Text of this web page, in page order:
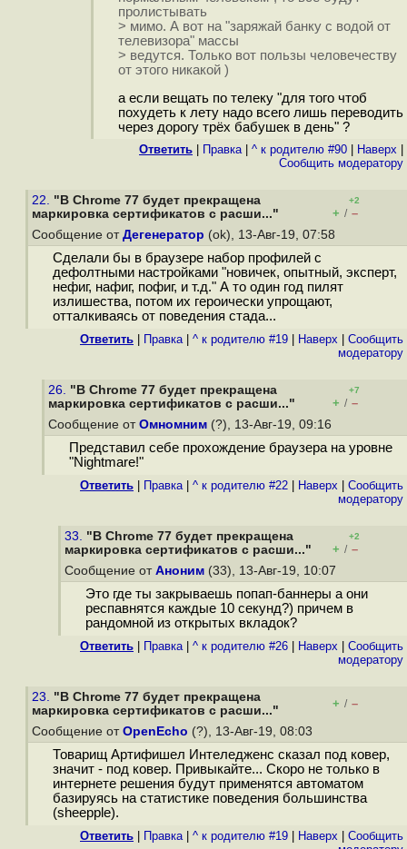
пролистывать
> мимо. А вот на "заряжай банку с водой от
телевизора" массы
> ведутся. Только вот пользы человечеству
от этого никакой )
а если вещать по телеку "для того чтоб
похудеть к лету надо всего лишь переводить
через дорогу трёх бабушек в день" ?
Ответить Правка| ^ к родителю #90 Наверх
Cообщить модератору
22. "В Chrome 77 будет прекращена
маркировка сертификатов с расши..."
+2
+ / –
Сообщение от Дегенератор (ok), 13-Авг-19, 07:58
Сделали бы в браузере набор профилей с
дефолтными настройками "новичек, опытный, эксперт,
нефиг, нафиг, пофиг, и т.д." А то один год пилят
излишества, потом их героически упрощают,
отталкиваясь от поведения стада...
Ответить Правка| ^ к родителю #19 Наверх
Cообщить
модератору
26. "В Chrome 77 будет прекращена
маркировка сертификатов с расши..."
+7
+ / –
Сообщение от Омномним (?), 13-Авг-19, 09:16
Представил себе прохождение браузера на уровне
"Nightmare!"
Ответить Правка| ^ к родителю #22 Наверх
Cообщить
модератору
33. "В Chrome 77 будет прекращена
маркировка сертификатов с расши..."
+2
+ / –
Сообщение от Аноним (33), 13-Авг-19, 10:07
Это где ты закрываешь попап-баннеры а они
респавнятся каждые 10 секунд?) причем в
рандомной из открытых вкладок?
Ответить Правка| ^ к родителю #26 Наверх
Cообщить
модератору
23. "В Chrome 77 будет прекращена
маркировка сертификатов с расши..."
+ / –
Сообщение от OpenEcho (?), 13-Авг-19, 08:03
Товарищ Артифишел Интеледженс сказал под ковер,
значит - под ковер. Привыкайте... Скоро не только в
интернете решения будут применятся автоматом
базируясь на статистике поведения большинства
(sheepple).
Ответить Правка| ^ к родителю #19 Наверх
Cообщить